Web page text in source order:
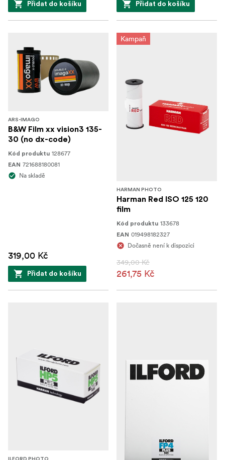
Přidat do košíku Přidat do košíku
ARS-IMAGO
B&W Film xx vision3 135-
30 (no dx-code)
Kód produktu 128677
EAN 721688180081
Na skladě
319,00 Kč
Přidat do košíku
Kampaň
HARMAN PHOTO
Harman Red ISO 125 120
film
Kód produktu 133678
EAN 019498182327
Dočasně není k dispozici
349,00 Kč
261,75 Kč
ILFORD PHOTO